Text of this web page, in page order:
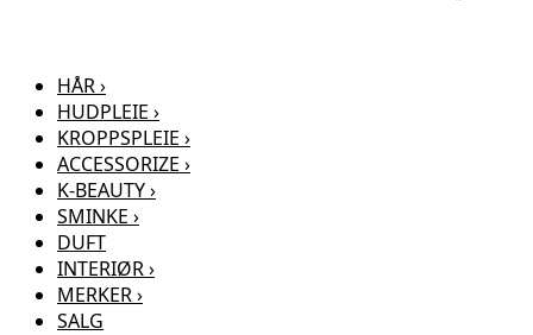
HÅR›
HUDPLEIE ›
KROPPSPLEIE ›
ACCESSORIZE ›
K-BEAUTY›
SMINKE ›
DUFT
INTERIØR›
MERKER›
SALG